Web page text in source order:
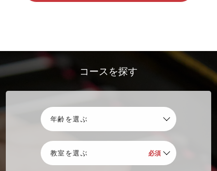
コースを探す